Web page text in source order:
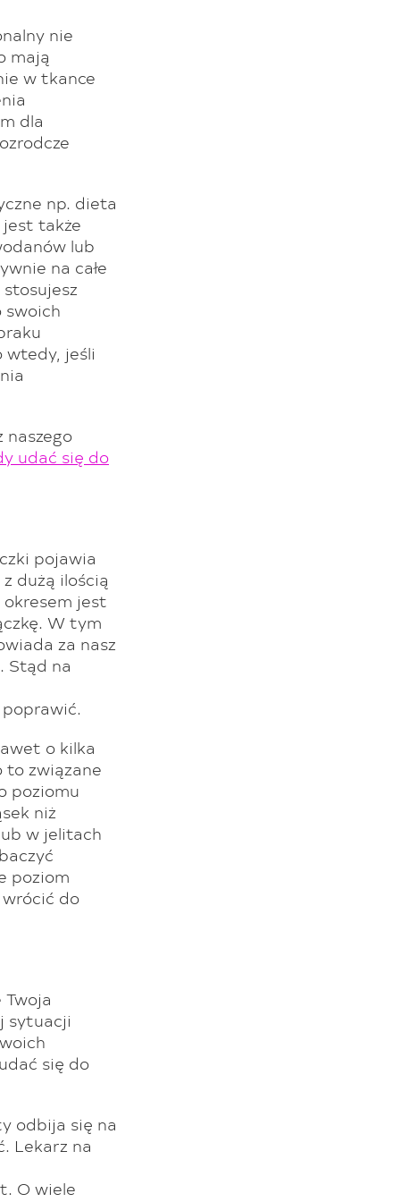
nie
mają
w tkance
dla
np. dieta
także
lub
na całe
swoich
wtedy, jeśli
naszego
udać się do
pojawia
dużą ilością
okresem jest
W tym
za nasz
Stąd na
o kilka
to związane
poziomu
niż
w jelitach
poziom
wrócić do
sytuacji
się do
odbija się na
Lekarz na
O wiele